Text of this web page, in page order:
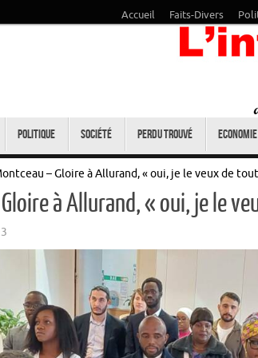
Accueil Faits-Divers
Politique Société Perdu trouvé Economie
– Gloire à Allurand, « oui, je le veux de
à Allurand, « oui, je le